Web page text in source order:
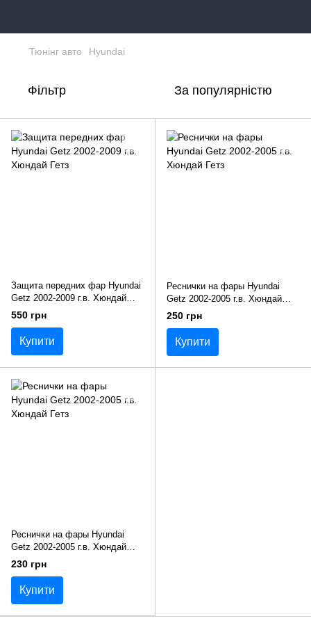
Тюнінг авто Hyundai
Фільтр За популярністю
Защита передних фар Hyundai
Getz 2002-2009 г.в. Хюндай
Гетз
550 грн
Купити
Реснички на фары Hyundai
Getz 2002-2005 г.в. Хюндай
Гетз
250 грн
Купити
Реснички на фары Hyundai
Getz 2002-2005 г.в. Хюндай
Гетз
230 грн
Купити